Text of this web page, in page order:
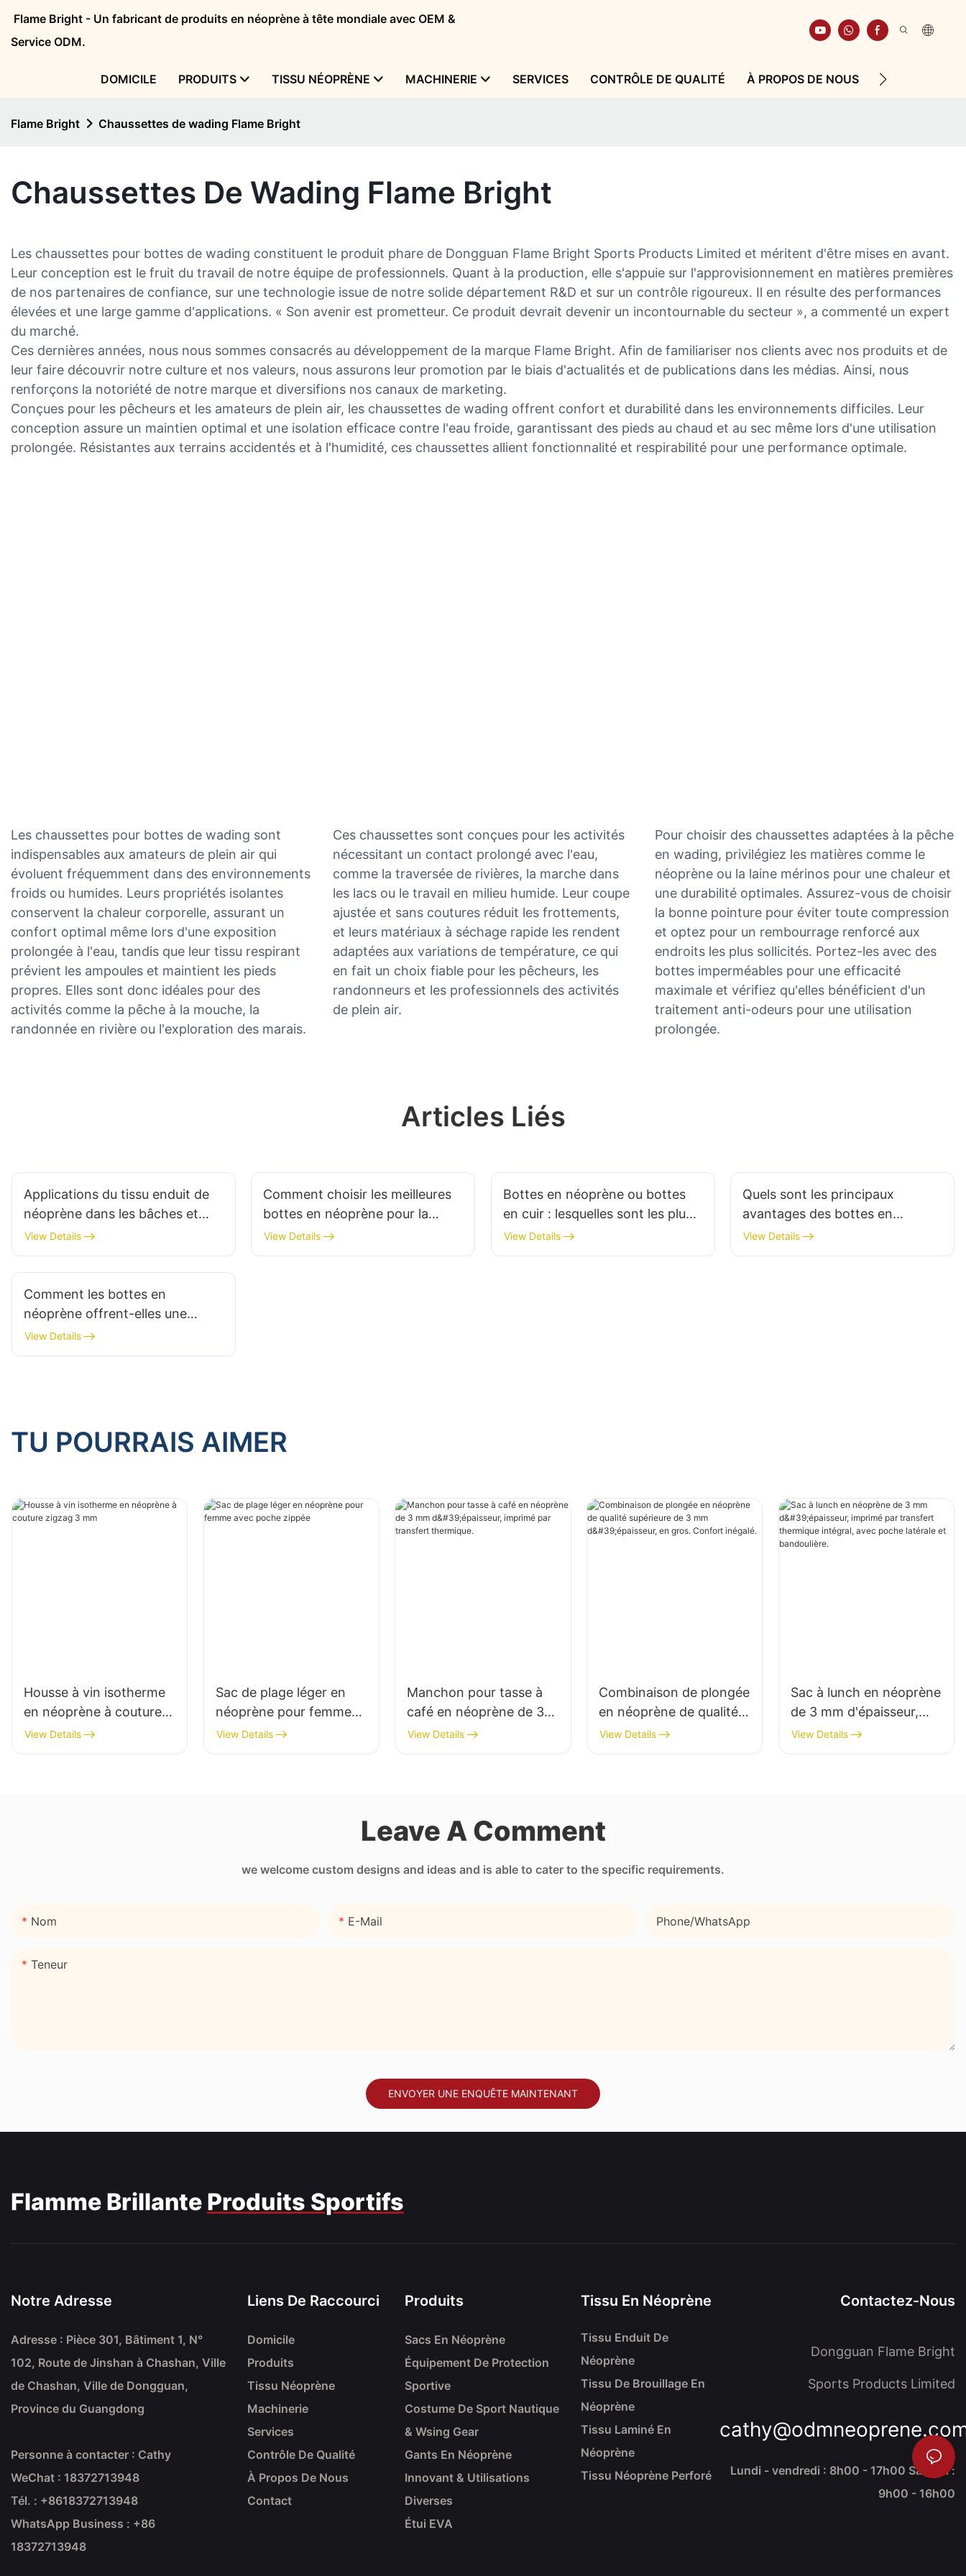
Flame Bright - Un fabricant de produits en néoprène à tête mondiale avec OEM &
Service ODM.
DOMICILE PRODUITS TISSU NÉOPRÈNE MACHINERIE SERVICES CONTRÔLE DE QUALITÉ À PROPOS DE NOUS RESSOURCE
Flame Bright Chaussettes de wading Flame Bright
Chaussettes De Wading Flame Bright
Les chaussettes pour bottes de wading constituent le produit phare de Dongguan Flame Bright Sports Products Limited et méritent d'être mises en avant.
Leur conception est le fruit du travail de notre équipe de professionnels. Quant à la production, elle s'appuie sur l'approvisionnement en matières premières
de nos partenaires de confiance, sur une technologie issue de notre solide département R&D et sur un contrôle rigoureux. Il en résulte des performances
élevées et une large gamme d'applications. « Son avenir est prometteur. Ce produit devrait devenir un incontournable du secteur », a commenté un expert
du marché.
Ces dernières années, nous nous sommes consacrés au développement de la marque Flame Bright. Afin de familiariser nos clients avec nos produits et de
leur faire découvrir notre culture et nos valeurs, nous assurons leur promotion par le biais d'actualités et de publications dans les médias. Ainsi, nous
renforçons la notoriété de notre marque et diversifions nos canaux de marketing.
Conçues pour les pêcheurs et les amateurs de plein air, les chaussettes de wading offrent confort et durabilité dans les environnements difficiles. Leur
conception assure un maintien optimal et une isolation efficace contre l'eau froide, garantissant des pieds au chaud et au sec même lors d'une utilisation
prolongée. Résistantes aux terrains accidentés et à l'humidité, ces chaussettes allient fonctionnalité et respirabilité pour une performance optimale.
Les chaussettes pour bottes de wading sont
indispensables aux amateurs de plein air qui
évoluent fréquemment dans des environnements
froids ou humides. Leurs propriétés isolantes
conservent la chaleur corporelle, assurant un
confort optimal même lors d'une exposition
prolongée à l'eau, tandis que leur tissu respirant
prévient les ampoules et maintient les pieds
propres. Elles sont donc idéales pour des
activités comme la pêche à la mouche, la
randonnée en rivière ou l'exploration des marais.
Ces chaussettes sont conçues pour les activités
nécessitant un contact prolongé avec l'eau,
comme la traversée de rivières, la marche dans
les lacs ou le travail en milieu humide. Leur coupe
ajustée et sans coutures réduit les frottements,
et leurs matériaux à séchage rapide les rendent
adaptées aux variations de température, ce qui
en fait un choix fiable pour les pêcheurs, les
randonneurs et les professionnels des activités
de plein air.
Pour choisir des chaussettes adaptées à la pêche
en wading, privilégiez les matières comme le
néoprène ou la laine mérinos pour une chaleur et
une durabilité optimales. Assurez-vous de choisir
la bonne pointure pour éviter toute compression
et optez pour un rembourrage renforcé aux
endroits les plus sollicités. Portez-les avec des
bottes imperméables pour une efficacité
maximale et vérifiez qu'elles bénéficient d'un
traitement anti-odeurs pour une utilisation
prolongée.
Articles Liés
Applications du tissu enduit de
néoprène dans les bâches et
housses de bateaux
View Details
Comment choisir les meilleures
bottes en néoprène pour la
randonnée, la pêche et plus
encore
View Details
Bottes en néoprène ou bottes
en cuir : lesquelles sont les plus
résistantes aux conditions
difficiles ?
View Details
Quels sont les principaux
avantages des bottes en
néoprène par temps froid ?
View Details
Comment les bottes en
néoprène offrent-elles une
protection en milieu humide ?
View Details
TU POURRAIS AIMER
Housse à vin isotherme
en néoprène à couture
zigzag 3 mm
View Details
Sac de plage léger en
néoprène pour femme
avec poche zippée
View Details
Manchon pour tasse à
café en néoprène de 3
mm d'épaisseur, imprimé
par transfert thermique.
View Details
Combinaison de plongée
en néoprène de qualité
supérieure de 3 mm
d'épaisseur, en gros.
View Details
Sac à lunch en néoprène
de 3 mm d'épaisseur,
imprimé par transfert
thermique intégral, avec
View Details
Leave A Comment
we welcome custom designs and ideas and is able to cater to the specific requirements.
Nom E-Mail Phone/whatsApp
Teneur
ENVOYER UNE ENQUÊTE MAINTENANT
Flamme Brillante Produits Sportifs
Notre Adresse
Adresse : Pièce 301, Bâtiment 1, N°
102, Route de Jinshan à Chashan, Ville
de Chashan, Ville de Dongguan,
Province du Guangdong
Personne à contacter : Cathy
WeChat : 18372713948
Tél. : +8618372713948
WhatsApp Business : +86
18372713948
Liens De Raccourci
Domicile
Produits
Tissu Néoprène
Machinerie
Services
Contrôle De Qualité
À Propos De Nous
Contact
Produits
Sacs En Néoprène
Équipement De Protection
Sportive
Costume De Sport Nautique
& Wsing Gear
Gants En Néoprène
Innovant & Utilisations
Diverses
Étui EVA
Tissu En Néoprène
Tissu Enduit De
Néoprène
Tissu De Brouillage En
Néoprène
Tissu Laminé En
Néoprène
Tissu Néoprène Perforé
Contactez-Nous
Dongguan Flame Bright
Sports Products Limited
Lundi - vendredi : 8h00 - 17h00 Samedi :
9h00 - 16h00